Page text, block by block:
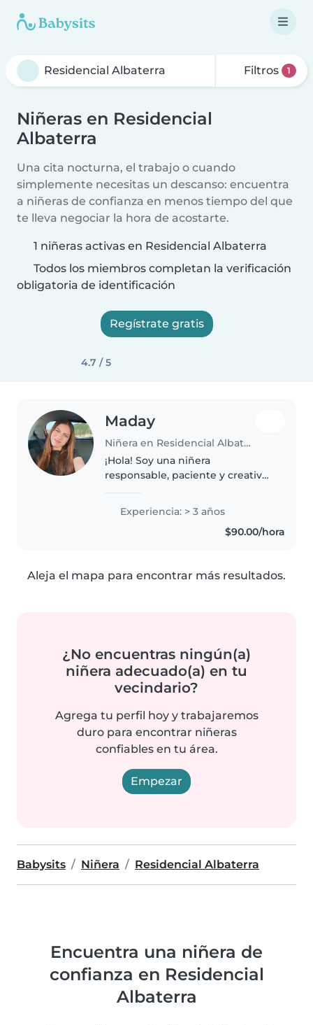
Filtros 1
Niñeras en Residencial
Albaterra
Una cita nocturna, el trabajo o cuando
simplemente necesitas un descanso: encuentra
a niñeras de confianza en menos tiempo del que
te lleva negociar la hora de acostarte.
1 niñeras activas en Residencial Albaterra
Todos los miembros completan la verificación
obligatoria de identificación
Regístrate gratis
4.7 / 5
Maday
Niñera en Residencial Albaterra
¡Hola! Soy una niñera
responsable, paciente y creativa
cuidando bebés, niños
pequeños, preescolares y
escolares. Tengo certificación en
Experiencia: > 3 años
$90.00/hora
Aleja el mapa para encontrar más resultados.
¿No encuentras ningún(a)
niñera adecuado(a) en tu
vecindario?
Agrega tu perfil hoy y trabajaremos
duro para encontrar niñeras
confiables en tu área.
Empezar
Babysits Niñera Residencial Albaterra
Encuentra una niñera de
confianza en Residencial
Albaterra